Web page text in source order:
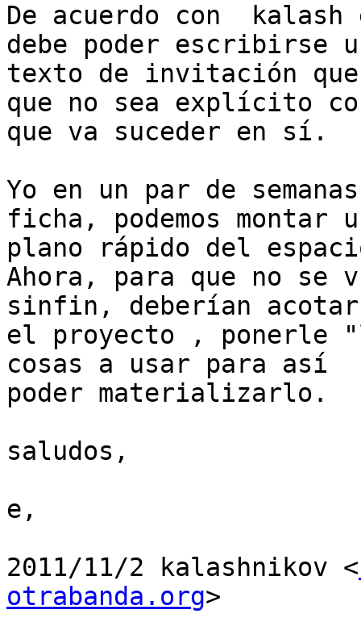
De acuerdo con
debe poder escribirse
texto de invitación
que no sea explícito
que va suceder en sí.
Yo en un par de
ficha, podemos montar
plano rápido del
Ahora, para que no se
sinfin, deberían acotar
el proyecto , ponerle
cosas a usar para así
poder materializarlo.
saludos,
e,
2011/11/2 kalashnikov <
otrabanda.org>